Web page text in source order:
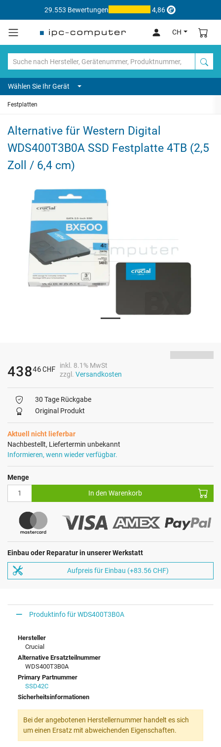
29.553 Bewertungen 4,86
CH
Wählen Sie Ihr Gerät
Festplatten
Alternative für Western Digital
WDS400T3B0A SSD Festplatte 4TB (2,5
Zoll / 6,4 cm)
43846CHF
inkl. 8.1% MwSt
zzgl. Versandkosten
30 Tage Rückgabe
Original Produkt
Aktuell nicht lieferbar
Nachbestellt, Liefertermin unbekannt
Informieren, wenn wieder verfügbar.
Menge
In den Warenkorb
Einbau oder Reparatur in unserer Werkstatt
Aufpreis für Einbau (+83.56 CHF)
Produktinfo für WDS400T3B0A
Hersteller
Crucial
Alternative Ersatzteilnummer
WDS400T3B0A
Primary Partnummer
SSD42C
Sicherheitsinformationen
Bei der angebotenen Herstellernummer handelt es sich
um einen Ersatz mit abweichenden Eigenschaften.